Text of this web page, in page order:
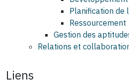
Planification de
Ressourcement
Gestion des
Relations et
Liens